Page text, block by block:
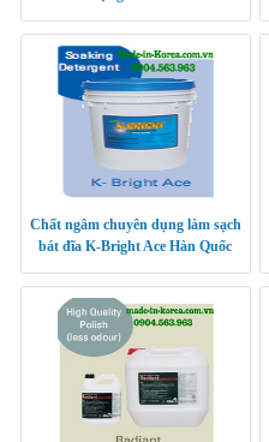
Chất ngâm chuyên dụng làm sạch
bát đĩa K-Bright Ace Hàn Quốc